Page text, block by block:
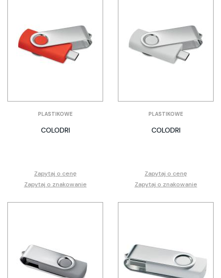
PLASTIKOWE
COLODRI
Zapytaj o cenę
Zapytaj o znakowanie
PLASTIKOWE
COLODRI
Zapytaj o cenę
Zapytaj o znakowanie